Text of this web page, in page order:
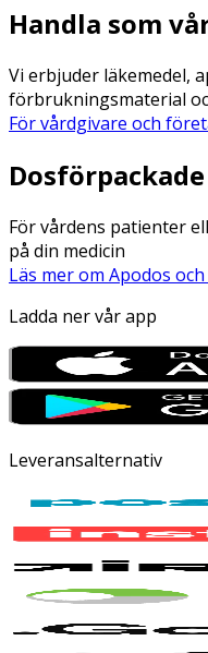
Handla som
Vi erbjuder läkemedel,
förbrukningsmaterial
För vårdgivare och
För vårdens patienter
på din medicin
Läs mer om Apodos
Ladda ner vår app
Leveransalternativ